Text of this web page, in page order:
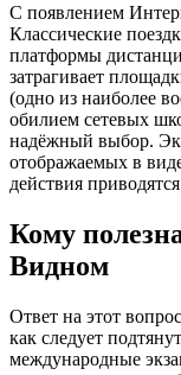
С появлением
Классические
платформы
затрагивает
(одно из наиболее
обилием сетевых
надёжный выбор.
отображаемых в
действия
Кому
Видном
Ответ на этот
как следует
международные